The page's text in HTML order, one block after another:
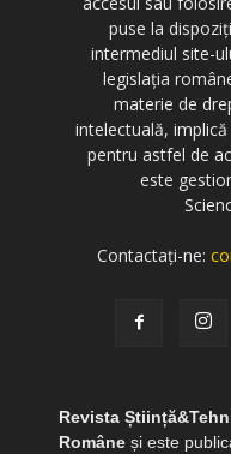
puse la
intermediul site-
legislația
materie de
intelectuală,
pentru astfel de
este
Contactați-ne:
Revista
Româneși este